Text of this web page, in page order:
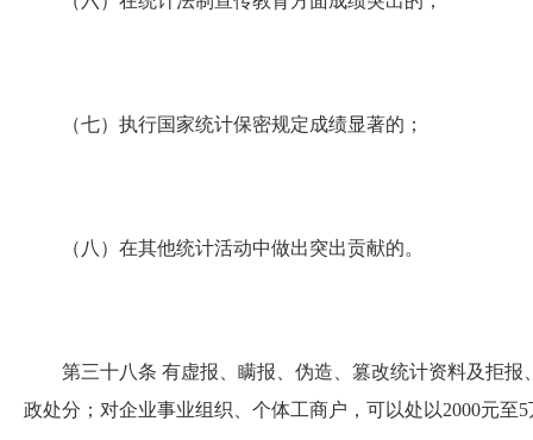
（七）执行国家统计保密规定成绩显著的；
（八）在其他统计活动中做出突出贡献的。
第三十八条 有虚报、瞒报、伪造、篡改统计资料及拒
政处分；对企业事业组织、个体工商户，可以处以2000元至